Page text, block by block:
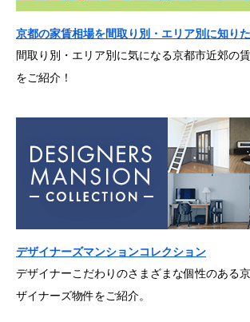
京都の家賃相場を間取り別・エリア別に知りた
間取り別・エリア別に気になる京都市近郊の
をご紹介！
デザイナーズマンションコレクション
デザイナーこだわりのさまざまな個性のある
ザイナーズ物件をご紹介。